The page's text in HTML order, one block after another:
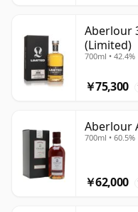
Aberlour
(Limited)
700ml • 42.4%
￥75,300
Aberlour
700ml • 60.5%
￥62,000